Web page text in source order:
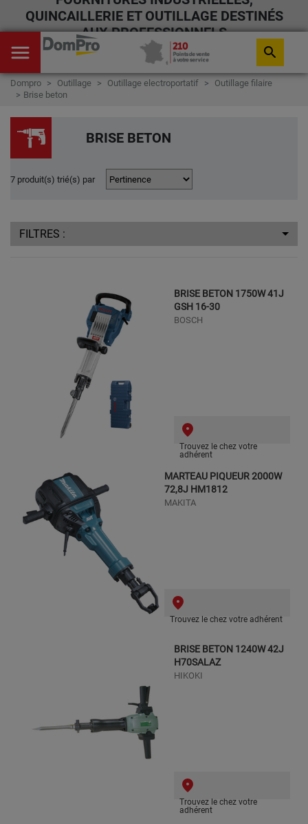
QUINCAILLERIE ET OUTILLAGE DESTINÉS
AUX PROFESSIONNELS
menu search
Dompro Outillage Outillage electroportatif
Outillage filaire
Brise beton
BRISE BETON
7 produit(s) trié(s) par
FILTRES :
BRISE BETON 1750W 41J
GSH 16-30
BOSCH
Trouvez le chez votre
adhérent
MARTEAU PIQUEUR 2000W
72,8J HM1812
MAKITA
Trouvez le chez votre adhérent
BRISE BETON 1240W 42J
H70SALAZ
HIKOKI
Trouvez le chez votre
adhérent